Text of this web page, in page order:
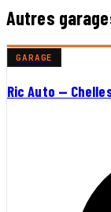
Autres
GARAGE
Ric Auto —